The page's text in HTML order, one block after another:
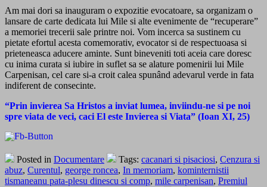
Am mai dori sa inauguram o expozitie evocatoare, sa organizam o
lansare de carte dedicata lui Mile si alte evenimente de “recuperare”
a memoriei trecerii sale printre noi. Vom incerca sa sustinem cu
pietate efortul acesta comemorativ, evocator si de respectuoasa si
prieteneasca aducere aminte. Sunt bineveniti toti aceia care doresc
cu inima curata si iubire in suflet sa se alature pomenirii lui Mile
Carpenisan, cel care si-a croit calea spunând adevarul verde in fata
indiferent de consecinte.
“Prin invierea Sa Hristos a inviat lumea, inviindu-ne si pe noi
spre viata de veci, caci El este Invierea si Viata” (Ioan XI, 25)
Posted in Documentare Tags: cacanari si pisaciosi, Cenzura si
abuz, Curentul, george roncea, In memoriam, kominternistii
tismaneanu pata-plesu dinescu si comp, mile carpenisan, Premiul